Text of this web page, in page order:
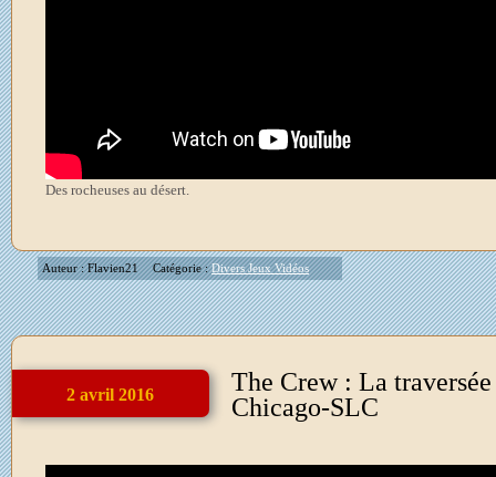
Des rocheuses au désert.
Auteur : Flavien21 Catégorie :Divers Jeux Vidéos
2 avril 2016
The Crew : La
Chicago-SLC